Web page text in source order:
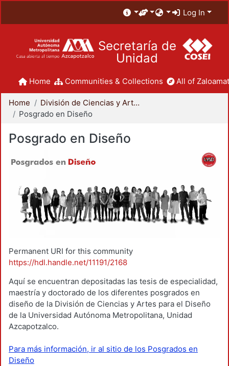
Log In
Secretaría de
Unidad
Home Communities & Collections All of
Home
División de Ciencias y Artes para el Diseño
Posgrado en Diseño
Posgrado en Diseño
Permanent URI for this community
https://hdl.handle.net/11191/2168
Aquí se encuentran depositadas las tesis de especialidad,
maestría y doctorado de los diferentes posgrados en
diseño de la División de Ciencias y Artes para el Diseño
de la Universidad Autónoma Metropolitana, Unidad
Azcapotzalco.
Para más información, ir al sitio de los Posgrados en
Diseño